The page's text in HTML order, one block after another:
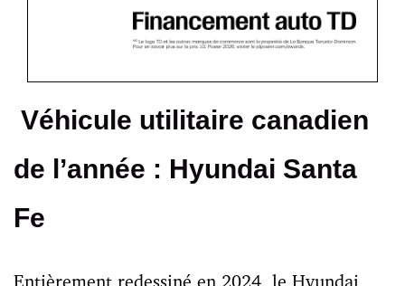
Véhicule utilitaire canadien
de l’année : Hyundai Santa
Fe
Entièrement redessiné en 2024, le Hyundai